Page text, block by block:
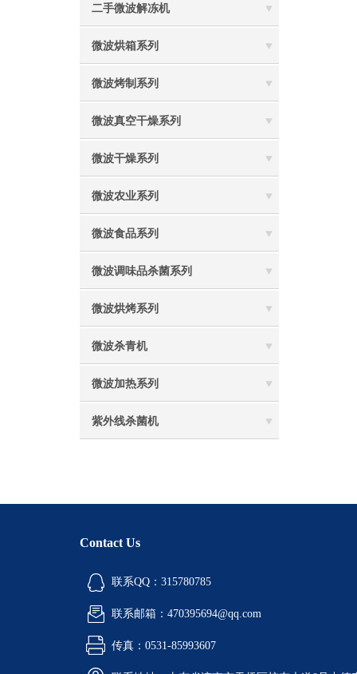
二手微波解冻机
微波烘箱系列
微波烤制系列
微波真空干燥系列
微波干燥系列
微波农业系列
微波食品系列
微波调味品杀菌系列
微波烘烤系列
微波杀青机
微波加热系列
紫外线杀菌机
Contact Us
联系QQ：315780785
联系邮箱：470395694@qq.com
传真：0531-85993607